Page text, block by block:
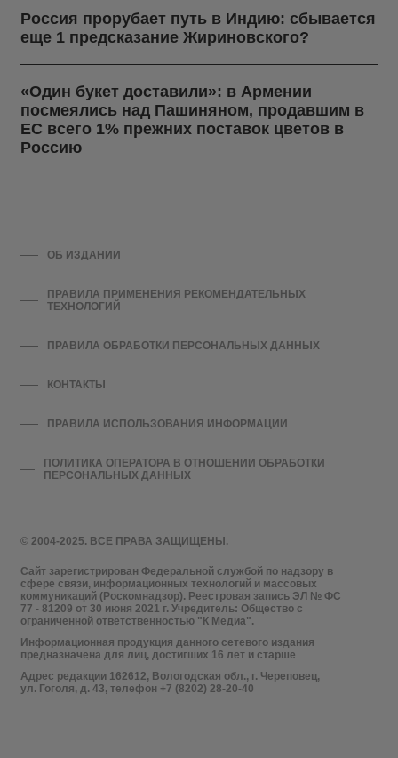
Россия прорубает путь в Индию: сбывается
еще 1 предсказание Жириновского?
«Один букет доставили»: в Армении
посмеялись над Пашиняном, продавшим в
ЕС всего 1% прежних поставок цветов в
Россию
© 2004-2025. ВСЕ ПРАВА ЗАЩИЩЕНЫ.
Сайт зарегистрирован Федеральной службой по надзору в
сфере связи, информационных технологий и массовых
коммуникаций (Роскомнадзор). Реестровая запись ЭЛ № ФС
77 - 81209 от 30 июня 2021 г. Учредитель: Общество с
ограниченной ответственностью "К Медиа".
Информационная продукция данного сетевого издания
предназначена для лиц, достигших 16 лет и старше
Адрес редакции 162612, Вологодская обл., г. Череповец,
ул. Гоголя, д. 43, телефон +7 (8202) 28-20-40
ОБ ИЗДАНИИ
ПРАВИЛА ПРИМЕНЕНИЯ РЕКОМЕНДАТЕЛЬНЫХ
ТЕХНОЛОГИЙ
ПРАВИЛА ОБРАБОТКИ ПЕРСОНАЛЬНЫХ ДАННЫХ
КОНТАКТЫ
ПРАВИЛА ИСПОЛЬЗОВАНИЯ ИНФОРМАЦИИ
ПОЛИТИКА ОПЕРАТОРА В ОТНОШЕНИИ ОБРАБОТКИ
ПЕРСОНАЛЬНЫХ ДАННЫХ